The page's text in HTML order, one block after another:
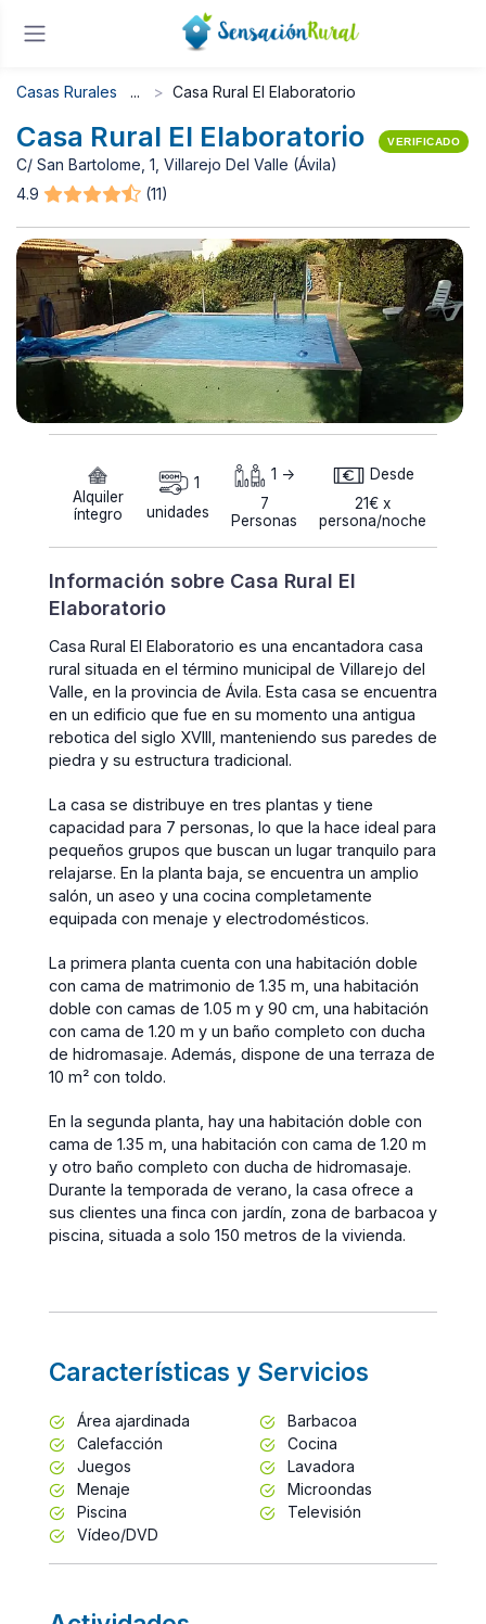
Casas Rurales Casa Rural El Elaboratorio
Casa Rural El Elaboratorio VERIFICADO
C/ San Bartolome, 1, Villarejo Del Valle (Ávila)
4.9
(11)
Alquiler
íntegro
1
unidades
1 ->
7
Personas
Desde
21€ x
persona/noche
Información sobre Casa Rural El
Elaboratorio
Casa Rural El Elaboratorio es una encantadora casa
rural situada en el término municipal de Villarejo del
Valle, en la provincia de Ávila. Esta casa se encuentra
en un edificio que fue en su momento una antigua
rebotica del siglo XVIII, manteniendo sus paredes de
piedra y su estructura tradicional.
La casa se distribuye en tres plantas y tiene
capacidad para 7 personas, lo que la hace ideal para
pequeños grupos que buscan un lugar tranquilo para
relajarse. En la planta baja, se encuentra un amplio
salón, un aseo y una cocina completamente
equipada con menaje y electrodomésticos.
La primera planta cuenta con una habitación doble
con cama de matrimonio de 1.35 m, una habitación
doble con camas de 1.05 m y 90 cm, una habitación
con cama de 1.20 m y un baño completo con ducha
de hidromasaje. Además, dispone de una terraza de
10 m² con toldo.
En la segunda planta, hay una habitación doble con
cama de 1.35 m, una habitación con cama de 1.20 m
y otro baño completo con ducha de hidromasaje.
Durante la temporada de verano, la casa ofrece a
sus clientes una finca con jardín, zona de barbacoa y
piscina, situada a solo 150 metros de la vivienda.
Características y Servicios
Área ajardinada
Barbacoa
Calefacción
Cocina
Juegos
Lavadora
Menaje
Microondas
Piscina
Televisión
Vídeo/DVD